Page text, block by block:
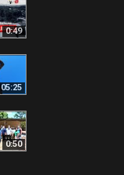
0:49
05:25
0:50